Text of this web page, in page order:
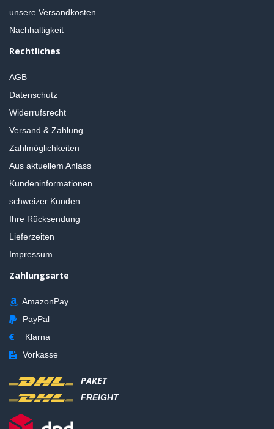
unsere Versandkosten
Nachhaltigkeit
Rechtliches
AGB
Datenschutz
Widerrufsrecht
Versand & Zahlung
Zahlmöglichkeiten
Aus aktuellem Anlass
Kundeninformationen
schweizer Kunden
Ihre Rücksendung
Lieferzeiten
Impressum
Zahlungsarte
AmazonPay
PayPal
Klarna
Vorkasse
PAKET
FREIGHT